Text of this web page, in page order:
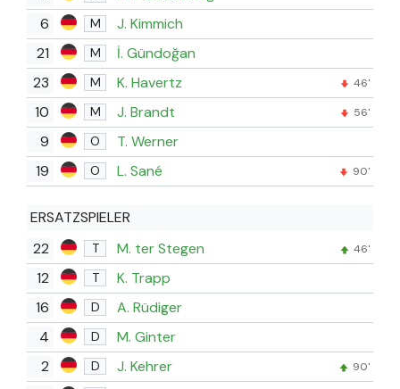
6
M
J. Kimmich
21
M
İ. Gündoğan
23
M K. Havertz 46'
10 M J. Brandt 56'
9 O
T. Werner
19
O L. Sané 90'
ERSATZSPIELER
22
T M. ter Stegen 46'
12 T
K. Trapp
16
D
A. Rüdiger
4
D
M. Ginter
2
D J. Kehrer 90'